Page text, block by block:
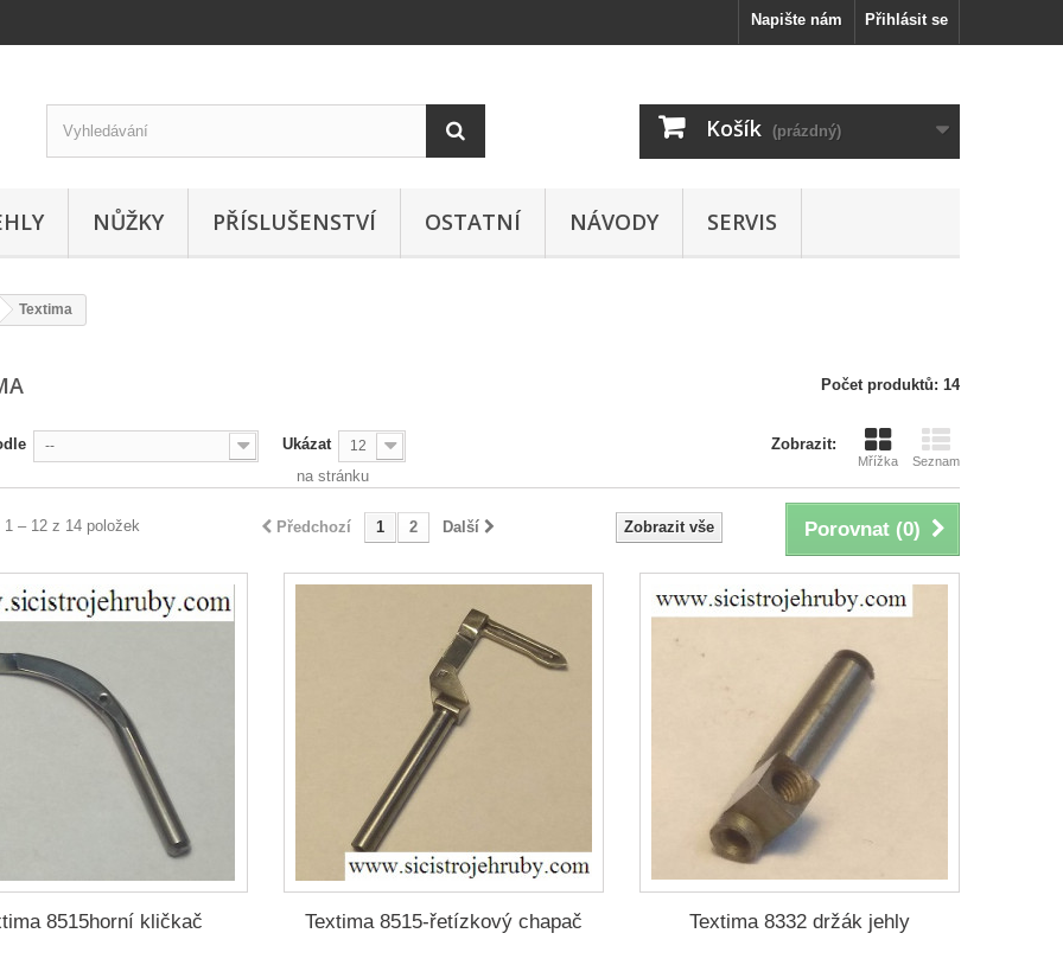
Přihlásit se
Napište nám
Košík (prázdný)
NŮŽKY PŘÍSLUŠENSTVÍ OSTATNÍ NÁVODY SERVIS
Textima
Počet produktů: 14
Zobrazit:
Mřížka Seznam
-- Ukázat 12
na stránku
Porovnat (0)
Zobrazit vše
Předchozí 1 2 Další
1 – 12 z 14 položek
8515horní kličkač Textima 8515-řetízkový chapač Textima 8332 držák jehly